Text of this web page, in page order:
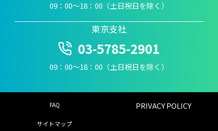
09：00〜18：00（土日祝日を除く）
東京支社
03-5785-2901
09：00〜18：00（土日祝日を除く）
FAQ PRIVACY POLICY
サイトマップ